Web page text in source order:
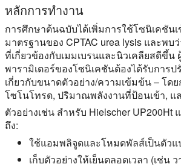
หลักการทํางาน
การศึกษาต้นฉบับได้เพิ่มการใช้โซนิเคชัน
มาตรฐานของ CPTAC urea lysis และพบ
ที่เกี่ยวข้องกับเมมเบรนและนิวเคลียสดีขึ้น
พารามิเตอร์ของโซนิเคชันต้องได้รับการป
เกี่ยวกับขนาดตัวอย่าง/ความเข้มข้น – โด
โซโนโทรด, ปริมาณพลังงานที่ป้อนเข้า, แ
ตัวอย่างเช่น สำหรับ Hielscher UP200Ht
ถึง:
ใช้แอมพลิจูดและโหมดพัลส์เป็นตัว
เก็บตัวอย่างให้เย็นตลอดเวลา (เช่น